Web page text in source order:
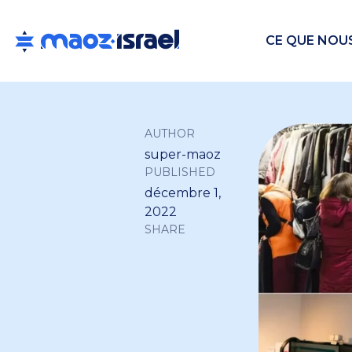
CE QUE
AUTHOR
super-maoz
PUBLISHED
décembre 1,
2022
SHARE